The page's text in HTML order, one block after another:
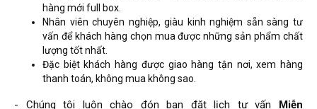
hàng mới full box.
Nhân viên chuyên nghiệp, giàu kinh nghiệm sẵn sàng tư
vấn để khách hàng chọn mua được những sản phẩm chất
lượng tốt nhất.
Đặc biệt khách hàng được giao hàng tận nơi, xem hàng
thanh toán, không mua không sao.
- Chúng tôi luôn chào đón bạn đặt lịch tư vấn Miễn